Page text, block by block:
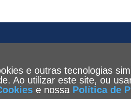
e outras tecnologias
Ao utilizar este site, ou
e nossa Política de